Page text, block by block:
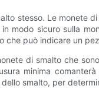
stesso. Le monete
modo sicuro sulla
che può indicare un
di smalto che
minima
smalto, per